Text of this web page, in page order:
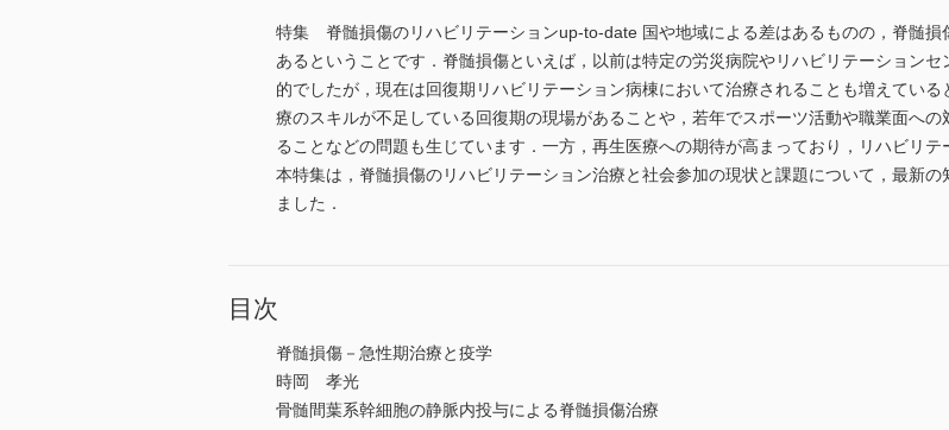
特集 脊髄損傷のリハビリテーションup-to-date 国や地域による差はあるものの，脊髄損
あるということです．脊髄損傷といえば，以前は特定の労災病院やリハビリテーション
的でしたが，現在は回復期リハビリテーション病棟において治療されることも増えてい
療のスキルが不足している回復期の現場があることや，若年でスポーツ活動や職業面へ
ることなどの問題も生じています．一方，再生医療への期待が高まっており，リハビリ
本特集は，脊髄損傷のリハビリテーション治療と社会参加の現状と課題について，最新
ました．
目次
脊髄損傷－急性期治療と疫学
時岡 孝光
骨髄間葉系幹細胞の静脈内投与による脊髄損傷治療